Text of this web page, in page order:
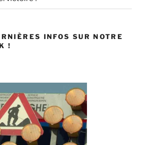
INFOS SUR NOTRE
!